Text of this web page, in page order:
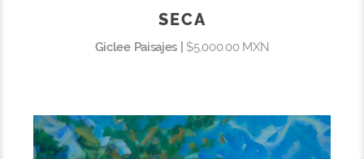
SECA
Giclee Paisajes |$5,000.00 MXN